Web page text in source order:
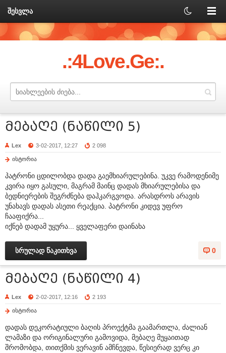
შესვლა
.:4Love.Ge:.
მებაღე (ნაწილი 5)
Lex 3-02-2017, 12:27 2 098
ისტორია
პატრონი ცდილობდა დადა გაემხიარულებინა. უკვე რამოდენიმე
კვირა იყო გასული, მაგრამ მაინც დადას მხიარულებისა და
ბედნიერების შეგრძნება დაჰკარგვოდა. არასდროს არავის
უნახავს დადას ასეთი რეაქცია. პატრონი კიდევ უფრო
ჩააფიქრა...
იქნებ დადამ უყურა... ყველაფერი დაინახა
0
სრულად წაკითხვა
მებაღე (ნაწილი 4)
Lex 2-02-2017, 12:16 2 193
ისტორია
დადას დეკორატიული ბაღის პროექტმა გაამართლა, ძალიან
ლამაზი და ორიგინალური გამოვიდა, მებაღე მუყაითად
შრომობდა, თითქმის ვერავინ ამჩნევდა, წესიერად ვერც კი